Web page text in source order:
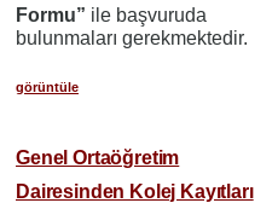
Formu” ile başvuruda
bulunmaları gerekmektedir.
görüntüle
Genel Ortaöğretim
Dairesinden Kolej Kayıtları